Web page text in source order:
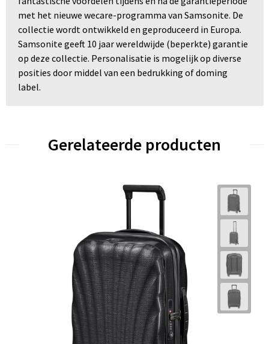
met het nieuwe wecare-programma van Samsonite. De
collectie wordt ontwikkeld en geproduceerd in Europa.
Samsonite geeft 10 jaar wereldwijde (beperkte) garantie
op deze collectie. Personalisatie is mogelijk op diverse
posities door middel van een bedrukking of doming
label.
Gerelateerde producten